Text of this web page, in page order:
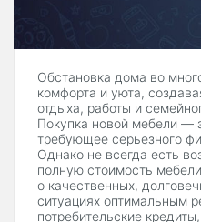
Обстановка дома во
комфорта и уюта,
отдыха, работы и
Покупка новой мебели —
требующее серьезного
Однако не всегда есть
полную стоимость
о качественных,
ситуациях оптимальным
потребительские